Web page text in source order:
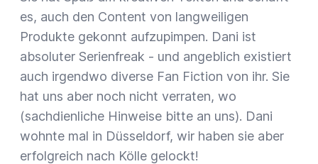
es, auch den Content von langweiligen
Produkte gekonnt aufzupimpen. Dani ist
absoluter Serienfreak - und angeblich existiert
auch irgendwo diverse Fan Fiction von ihr. Sie
hat uns aber noch nicht verraten, wo
(sachdienliche Hinweise bitte an uns). Dani
wohnte mal in Düsseldorf, wir haben sie aber
erfolgreich nach Kölle gelockt!